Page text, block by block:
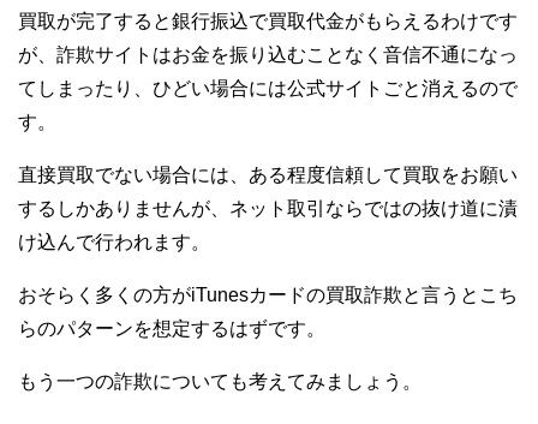
買取が完了すると銀行振込で買取代金がもらえるわけです
が、詐欺サイトはお金を振り込むことなく音信不通になっ
てしまったり、ひどい場合には公式サイトごと消えるので
す。
直接買取でない場合には、ある程度信頼して買取をお願い
するしかありませんが、ネット取引ならではの抜け道に漬
け込んで行われます。
おそらく多くの方がiTunesカードの買取詐欺と言うとこち
らのパターンを想定するはずです。
もう一つの詐欺についても考えてみましょう。